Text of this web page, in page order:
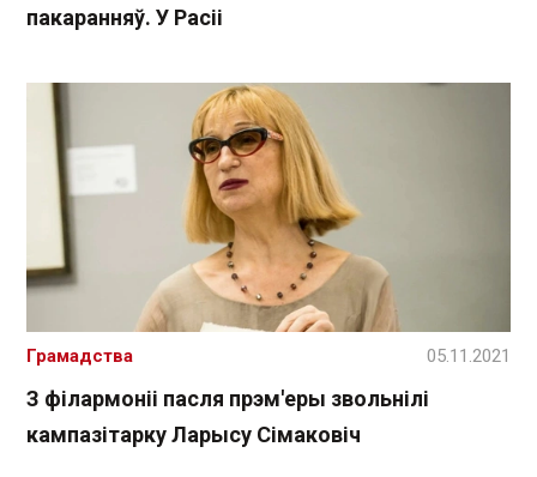
пакаранняў. У Расіі
З філармоніі пасля прэм'еры звольнілі
кампазітарку Ларысу Сімаковіч
Грамадства 05.11.2021